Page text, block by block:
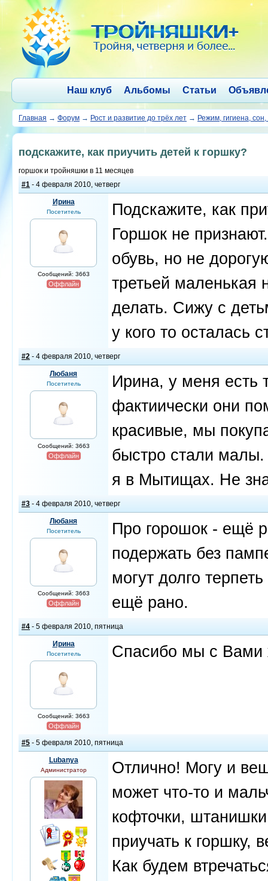
Наш клуб Альбомы Статьи
Главная → Форум → Рост и развитие до трёх лет → Режим, гигиена,
подскажите, как приучить детей к горшку?
горшок и тройняшки в 11 месяцев
#1 - 4 февраля 2010, четверг
Ирина
Посетитель
Сообщений: 3663
Оффлайн
Подскажите, как
Горшок не
обувь, но не
третьей маленькая
делать. Сижу с
у кого то осталась
#2 - 4 февраля 2010, четверг
Любаня
Посетитель
Сообщений: 3663
Оффлайн
Ирина, у меня есть
фактиически они
красивые, мы
быстро стали малы.
я в Мытищах. Не
#3 - 4 февраля 2010, четверг
Любаня
Посетитель
Сообщений: 3663
Оффлайн
Про горошок - ещё
подержать без
могут долго
ещё рано.
#4 - 5 февраля 2010, пятница
Ирина
Посетитель
Сообщений: 3663
Оффлайн
Спасибо мы с Вами
#5 - 5 февраля 2010, пятница
Lubanya
Администратор
Отлично! Могу и
может что-то и
кофточки,
приучать к горшку,
Как будем